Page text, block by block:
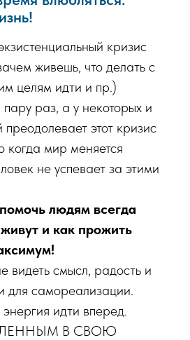
кризис
живешь, что делать с
целям идти и пр.)
раз, а у некоторых и
этот кризис
мир меняется
не успевает за этими
людям всегда
и как прожить
видеть смысл, радость и
для самореализации.
идти вперед.
В СВОЮ